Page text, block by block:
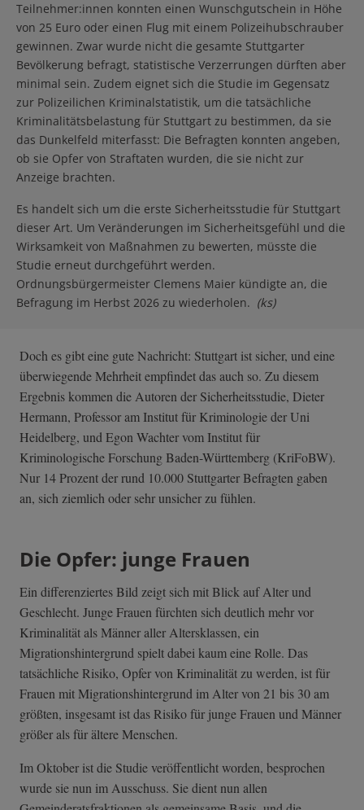
Teilnehmer:innen konnten einen Wunschgutschein in Höhe
von 25 Euro oder einen Flug mit einem Polizeihubschrauber
gewinnen. Zwar wurde nicht die gesamte Stuttgarter
Bevölkerung befragt, statistische Verzerrungen dürften aber
minimal sein. Zudem eignet sich die Studie im Gegensatz
zur Polizeilichen Kriminalstatistik, um die tatsächliche
Kriminalitätsbelastung für Stuttgart zu bestimmen, da sie
das Dunkelfeld miterfasst: Die Befragten konnten angeben,
ob sie Opfer von Straftaten wurden, die sie nicht zur
Anzeige brachten.
Es handelt sich um die erste Sicherheitsstudie für Stuttgart
dieser Art. Um Veränderungen im Sicherheitsgefühl und die
Wirksamkeit von Maßnahmen zu bewerten, müsste die
Studie erneut durchgeführt werden.
Ordnungsbürgermeister Clemens Maier kündigte an, die
Befragung im Herbst 2026 zu wiederholen. (ks)
Doch es gibt eine gute Nachricht: Stuttgart ist sicher, und eine
überwiegende Mehrheit empfindet das auch so. Zu diesem
Ergebnis kommen die Autoren der Sicherheitsstudie, Dieter
Hermann, Professor am Institut für Kriminologie der Uni
Heidelberg, und Egon Wachter vom Institut für
Kriminologische Forschung Baden-Württemberg (KriFoBW).
Nur 14 Prozent der rund 10.000 Stuttgarter Befragten gaben
an, sich ziemlich oder sehr unsicher zu fühlen.
Die Opfer: junge Frauen
Ein differenziertes Bild zeigt sich mit Blick auf Alter und
Geschlecht. Junge Frauen fürchten sich deutlich mehr vor
Kriminalität als Männer aller Altersklassen, ein
Migrationshintergrund spielt dabei kaum eine Rolle. Das
tatsächliche Risiko, Opfer von Kriminalität zu werden, ist für
Frauen mit Migrationshintergrund im Alter von 21 bis 30 am
größten, insgesamt ist das Risiko für junge Frauen und Männer
größer als für ältere Menschen.
Im Oktober ist die Studie veröffentlicht worden, besprochen
wurde sie nun im Ausschuss. Sie dient nun allen